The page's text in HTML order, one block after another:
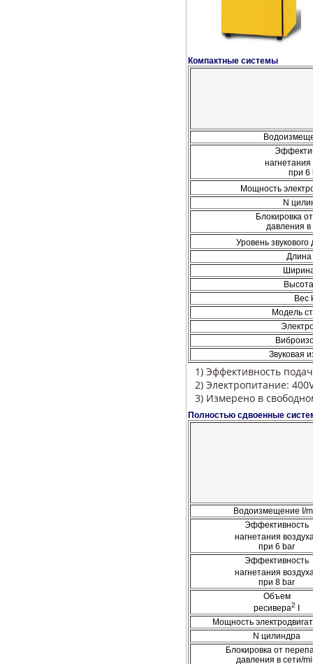
Компактные системы
нагнетания
при 6
Мощность
N
Блокировка
давления в
Уровень
Длина
Вес
Модель
Звуковая
1) Эффективность
2) Электропитание:
3) Измерено в
Полностью сдвоенные
Водоизмещение I/
Эффективность
нагнетания
при 6 bar
Эффективность
нагнетания
при 8 bar
Объем
ресивера2
Мощность
N цилиндра
Блокировка от
давления в сети/